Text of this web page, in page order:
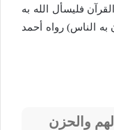
فليسأل الله به
به الناس) رواه أحمد
والحزن